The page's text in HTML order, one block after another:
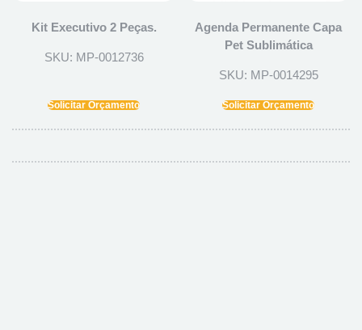
Kit Executivo 2 Peças.
SKU: MP-0012736
Solicitar Orçamento
Agenda Permanente Capa
Pet Sublimática
SKU: MP-0014295
Solicitar Orçamento